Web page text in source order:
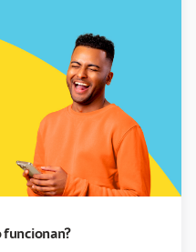
funcionan?